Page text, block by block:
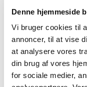
Denne hjemmeside
Vi bruger cookies til
annoncer, til at vise
at analysere vores
din brug af vores
for sociale medier,
du har bevaret mit
bevare dig i
jorderig for at prøve
snart. Hold fast ved
sejrskrans. Den, der
Guds tempel, og han